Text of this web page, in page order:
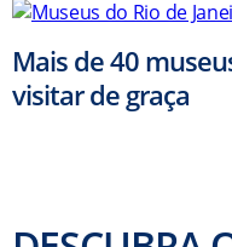
Mais de 40
visitar de graça